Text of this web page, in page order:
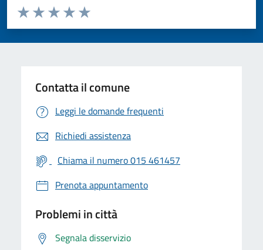
Valuta da 1 a 5 stelle la pagina
Valuta 5 stelle su 5
Valuta 4 stelle su 5
Valuta 3 stelle su 5
Valuta 2 stelle su 5
Valuta 1 stelle su 5
Contatta il comune
Leggi le domande frequenti
Richiedi assistenza
Chiama il numero 015 461457
Prenota appuntamento
Problemi in città
Segnala disservizio